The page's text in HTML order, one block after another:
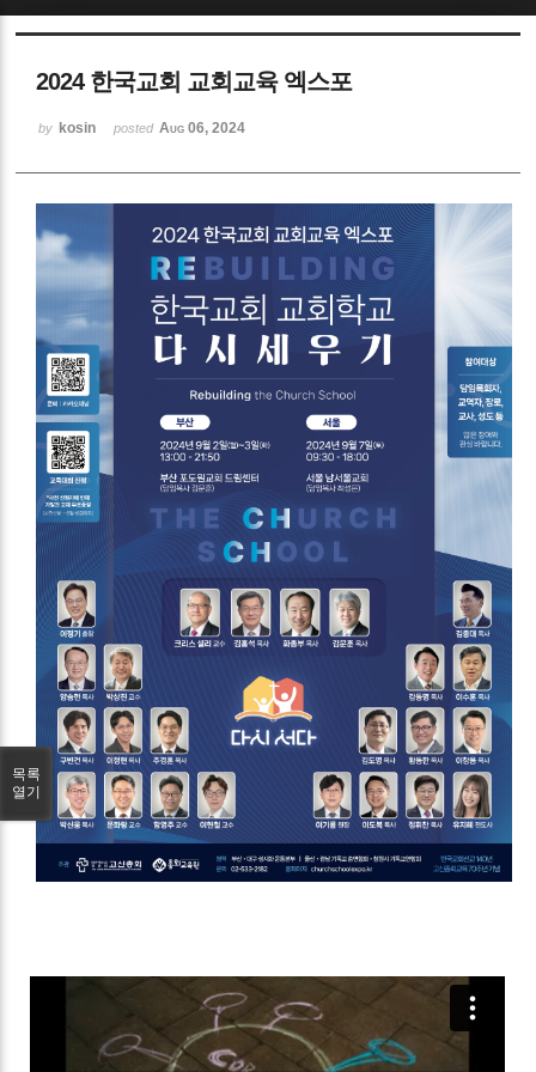
2024 한국교회 교회교육 엑스포
by kosin posted Aug 06, 2024
목록
열기
Sketchbook5, 스케치북5
Sketchbook5, 스케치북5